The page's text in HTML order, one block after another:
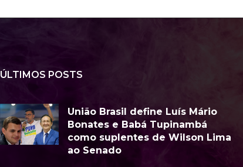
ÚLTIMOS POSTS
União Brasil define Luís Mário
Bonates e Babá Tupinambá
como suplentes de Wilson Lima
ao Senado